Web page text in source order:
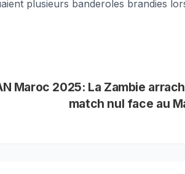
plusieurs banderoles brandies
Maroc 2025: La Zambie
match nul face au